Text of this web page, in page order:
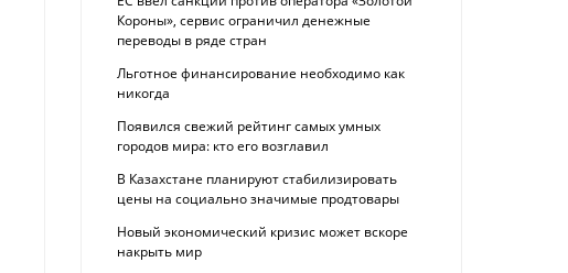
Короны», сервис ограничил денежные
переводы в ряде стран
Льготное финансирование необходимо как
никогда
Появился свежий рейтинг самых умных
городов мира: кто его возглавил
В Казахстане планируют стабилизировать
цены на социально значимые продтовары
Новый экономический кризис может вскоре
накрыть мир